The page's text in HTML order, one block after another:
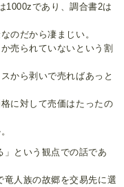
1000zであり、調合書2は
のだから凄まじい。
売られていないという割
から剥いで売ればあっと
に対して売価はたったの
」という観点での話であ
竜人族の故郷を交易先に選